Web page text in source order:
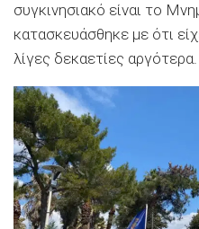
συγκινησιακό είναι το
κατασκευάσθηκε με ότι
λίγες δεκαετίες αργότερα.